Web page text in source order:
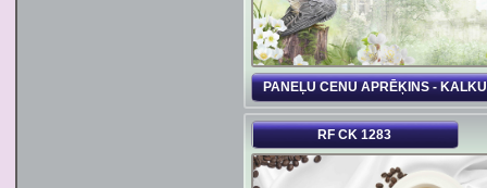
PANEĻU CENU APRĒĶINS -
RF CK 1283